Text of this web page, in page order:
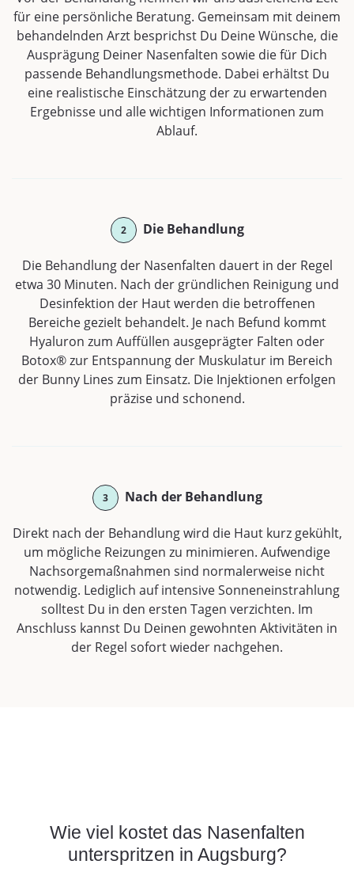
für eine persönliche Beratung. Gemeinsam mit deinem
behandelnden Arzt besprichst Du Deine Wünsche, die
Ausprägung Deiner Nasenfalten sowie die für Dich
passende Behandlungsmethode. Dabei erhältst Du
eine realistische Einschätzung der zu erwartenden
Ergebnisse und alle wichtigen Informationen zum
Ablauf.
2 Die Behandlung
Die Behandlung der Nasenfalten dauert in der Regel
etwa 30 Minuten. Nach der gründlichen Reinigung und
Desinfektion der Haut werden die betroffenen
Bereiche gezielt behandelt. Je nach Befund kommt
Hyaluron zum Auffüllen ausgeprägter Falten oder
Botox® zur Entspannung der Muskulatur im Bereich
der Bunny Lines zum Einsatz. Die Injektionen erfolgen
präzise und schonend.
3 Nach der Behandlung
Direkt nach der Behandlung wird die Haut kurz gekühlt,
um mögliche Reizungen zu minimieren. Aufwendige
Nachsorgemaßnahmen sind normalerweise nicht
notwendig. Lediglich auf intensive Sonneneinstrahlung
solltest Du in den ersten Tagen verzichten. Im
Anschluss kannst Du Deinen gewohnten Aktivitäten in
der Regel sofort wieder nachgehen.
Wie viel kostet das Nasenfalten
unterspritzen in Augsburg?